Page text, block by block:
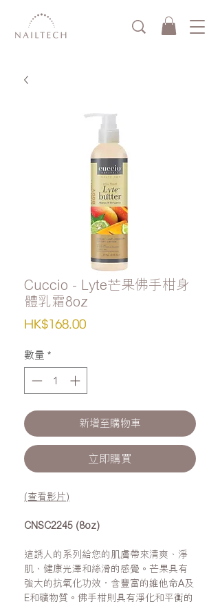
Cuccio - Lyte芒果佛手柑身
體乳霜8oz
HK$168.00價
數量 *
新增至購物車
立即購買
(查看影片)
CNSC2245 (8oz)
這誘人的系列給您的肌膚帶來清爽、淨
肌、健康光澤和絲滑的感覺。芒果具有
強大的抗氧化功效，含豐富的維他命A及
E和礦物質。佛手柑則具有淨化和平衡的